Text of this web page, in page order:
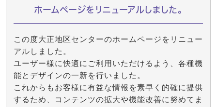
ホームページをリニューアルしました。
この度大正地区センターのホームページをリニュー
アルしました。
ユーザー様に快適にご利用いただけるよう、各種機
能とデザインの一新を行いました。
これからもお客様に有益な情報を素早く的確に提供
するため、コンテンツの拡大や機能改善に努めてま